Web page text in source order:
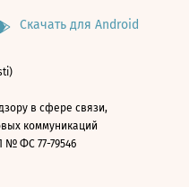
Скачать для Android
в сфере связи,
коммуникаций
№ ФС 77-79546